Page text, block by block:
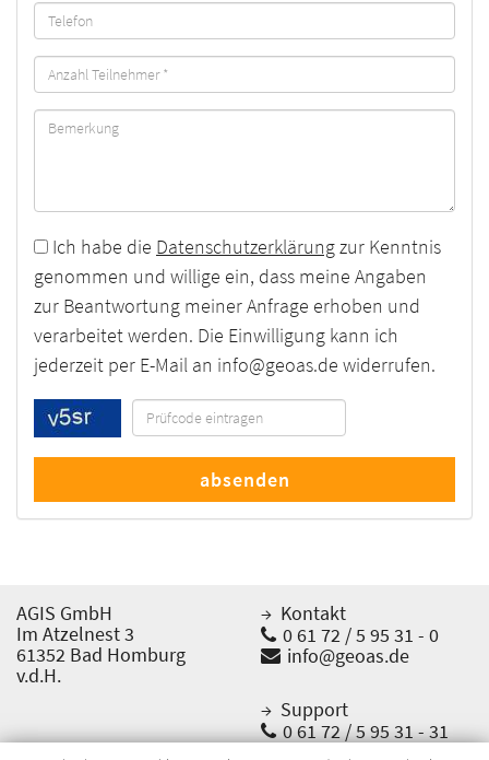
Ich habe die Datenschutzerklärungzur Kenntnis
genommen und willige ein, dass meine Angaben
zur Beantwortung meiner Anfrage erhoben und
verarbeitet werden. Die Einwilligung kann ich
jederzeit per E-Mail an info@geoas.de widerrufen.
absenden
AGIS GmbH
Im Atzelnest 3
61352 Bad Homburg
v.d.H.
Kontakt
0 61 72 / 5 95 31 - 0
info@geoas.de
Support
0 61 72 / 5 95 31 - 31